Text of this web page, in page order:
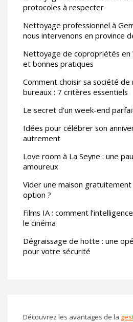
protocoles à respecter
Nettoyage professionnel à
nous intervenons en province
Nettoyage de copropriétés en
et bonnes pratiques
Comment choisir sa société
bureaux : 7 critères essentiels
Le secret d’un week-end
Idées pour célébrer son
autrement
Love room à La Seyne : une
amoureux
Vider une maison
option ?
Films IA : comment
le cinéma
Dégraissage de hotte : une
pour votre sécurité
Découvrez les avantages de la